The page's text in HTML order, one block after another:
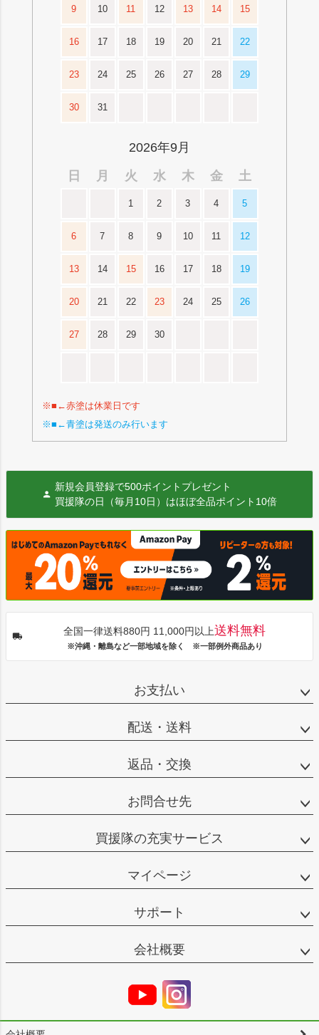
9 10 11 12 13 14 15
16 17 18 19 20 21 22
23 24 25 26 27 28 29
30 31
2026年9月
日
月 火 水 木 金 土
1 2 3 4 5
6 7 8 9 10 11 12
13 14 15 16 17 18 19
20 21 22 23 24 25 26
27 28 29 30
※■←赤塗は休業日です
※■←青塗は発送のみ行います
新規会員登録で500ポイントプレゼント
買援隊の日（毎月10日）はほぼ全品ポイント10倍
全国一律送料880円 11,000円以上送料無料
※沖縄・離島など一部地域を除く ※一部例外商品あり
お支払い
配送・送料
返品・交換
お問合せ先
買援隊の充実サービス
マイページ
サポート
会社概要